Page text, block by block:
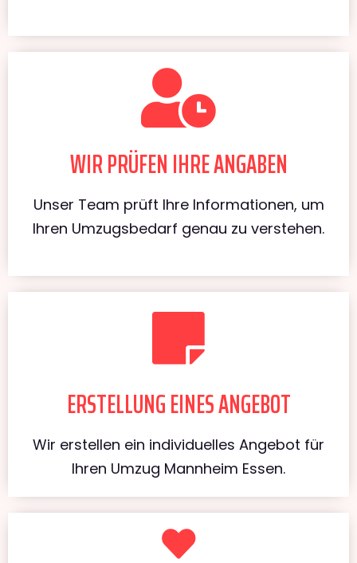
WIR PRÜFEN IHRE ANGABEN
Unser Team prüft Ihre Informationen, um
Ihren Umzugsbedarf genau zu verstehen.
ERSTELLUNG EINES ANGEBOT
Wir erstellen ein individuelles Angebot für
Ihren Umzug Mannheim Essen.